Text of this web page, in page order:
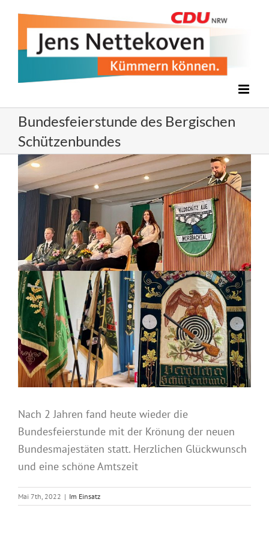
Bundesfeierstunde des Bergischen
Schützenbundes
Zeige
grösseres
Nach 2 Jahren fand heute wieder die
Bundesfeierstunde mit der Krönung der neuen
Bundesmajestäten statt. Herzlichen Glückwunsch
und eine schöne Amtszeit
Mai 7th, 2022 | Im Einsatz